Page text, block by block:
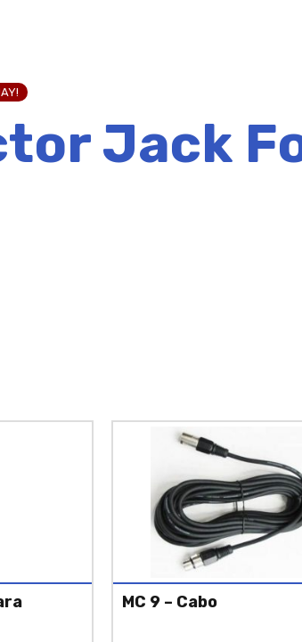
Jack
MC 9 – Cabo